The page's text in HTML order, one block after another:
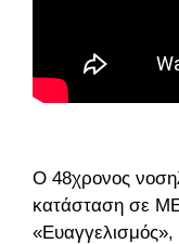
Ο 48χρονος
κατάσταση σε
«Ευαγγελισμός»,